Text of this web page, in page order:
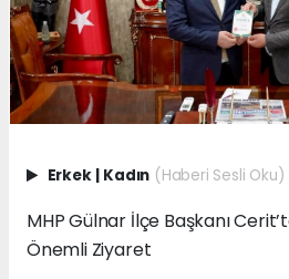
Erkek | Kadın (Haberi Sesli Oku)
MHP Gülnar İlçe Başkanı
Önemli Ziyaret